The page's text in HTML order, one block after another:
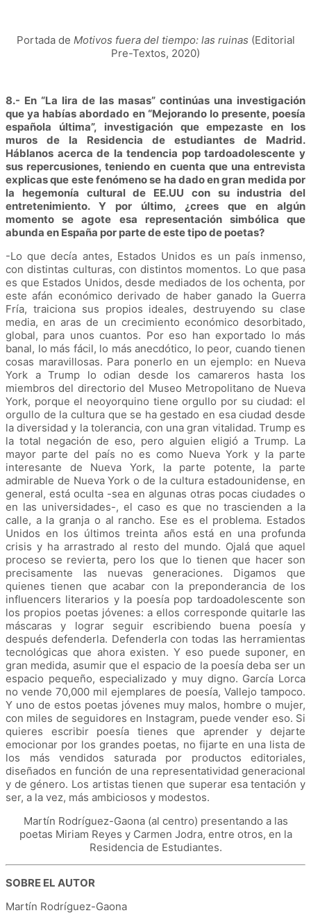
Portada de Motivos fuera del tiempo: las ruinas (Editorial
Pre-Textos, 2020)
8.- En “La lira de las masas” continúas una investigación
que ya habías abordado en “Mejorando lo presente, poesía
española última”, investigación que empezaste en los
muros de la Residencia de estudiantes de Madrid.
Háblanos acerca de la tendencia pop tardoadolescente y
sus repercusiones, teniendo en cuenta que una entrevista
explicas que este fenómeno se ha dado en gran medida por
la hegemonía cultural de EE.UU con su industria del
entretenimiento. Y por último, ¿crees que en algún
momento se agote esa representación simbólica que
abunda en España por parte de este tipo de poetas?
-Lo que decía antes, Estados Unidos es un país inmenso,
con distintas culturas, con distintos momentos. Lo que pasa
es que Estados Unidos, desde mediados de los ochenta, por
este afán económico derivado de haber ganado la Guerra
Fría, traiciona sus propios ideales, destruyendo su clase
media, en aras de un crecimiento económico desorbitado,
global, para unos cuantos. Por eso han exportado lo más
banal, lo más fácil, lo más anecdótico, lo peor, cuando tienen
cosas maravillosas. Para ponerlo en un ejemplo: en Nueva
York a Trump lo odian desde los camareros hasta los
miembros del directorio del Museo Metropolitano de Nueva
York, porque el neoyorquino tiene orgullo por su ciudad: el
orgullo de la cultura que se ha gestado en esa ciudad desde
la diversidad y la tolerancia, con una gran vitalidad. Trump es
la total negación de eso, pero alguien eligió a Trump. La
mayor parte del país no es como Nueva York y la parte
interesante de Nueva York, la parte potente, la parte
admirable de Nueva York o de la cultura estadounidense, en
general, está oculta -sea en algunas otras pocas ciudades o
en las universidades-, el caso es que no trascienden a la
calle, a la granja o al rancho. Ese es el problema. Estados
Unidos en los últimos treinta años está en una profunda
crisis y ha arrastrado al resto del mundo. Ojalá que aquel
proceso se revierta, pero los que lo tienen que hacer son
precisamente las nuevas generaciones. Digamos que
quienes tienen que acabar con la preponderancia de los
influencers literarios y la poesía pop tardoadolescente son
los propios poetas jóvenes: a ellos corresponde quitarle las
máscaras y lograr seguir escribiendo buena poesía y
después defenderla. Defenderla con todas las herramientas
tecnológicas que ahora existen. Y eso puede suponer, en
gran medida, asumir que el espacio de la poesía deba ser un
espacio pequeño, especializado y muy digno. García Lorca
no vende 70,000 mil ejemplares de poesía, Vallejo tampoco.
Y uno de estos poetas jóvenes muy malos, hombre o mujer,
con miles de seguidores en Instagram, puede vender eso. Si
quieres escribir poesía tienes que aprender y dejarte
emocionar por los grandes poetas, no fijarte en una lista de
los más vendidos saturada por productos editoriales,
diseñados en función de una representatividad generacional
y de género. Los artistas tienen que superar esa tentación y
ser, a la vez, más ambiciosos y modestos.
Martín Rodríguez-Gaona (al centro) presentando a las
poetas Miriam Reyes y Carmen Jodra, entre otros, en la
Residencia de Estudiantes.
SOBRE EL AUTOR
Martín Rodríguez-Gaona